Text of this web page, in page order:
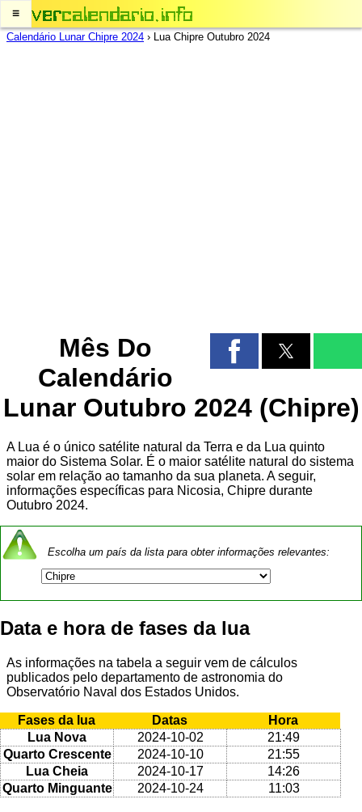
≡
Calendário Lunar Chipre 2024 › Lua Chipre Outubro 2024
Mês Do
Calendário
Lunar Outubro 2024 (Chipre)
A Lua é o único satélite natural da Terra e da Lua quinto
maior do Sistema Solar. É o maior satélite natural do sistema
solar em relação ao tamanho da sua planeta. A seguir,
informações específicas para Nicosia, Chipre durante
Outubro 2024.
Escolha um país da lista para obter informações relevantes:
Data e hora de fases da lua
As informações na tabela a seguir vem de cálculos
publicados pelo departamento de astronomia do
Observatório Naval dos Estados Unidos.
Fases da lua Datas
Hora
Lua Nova
2024-10-02
21:49
Quarto Crescente
2024-10-10
21:55
Lua Cheia
2024-10-17
14:26
Quarto Minguante
2024-10-24 11:03